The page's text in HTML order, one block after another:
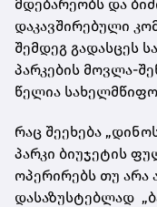
მდებარეობს და
დაკავშირებული
შემდეგ გადასცეს
პარკების მოვლა-
წელია
რაც შეეხება
პარკი ბიუჯეტის
ოპერირებს თუ არა
დასაზუსტებლად